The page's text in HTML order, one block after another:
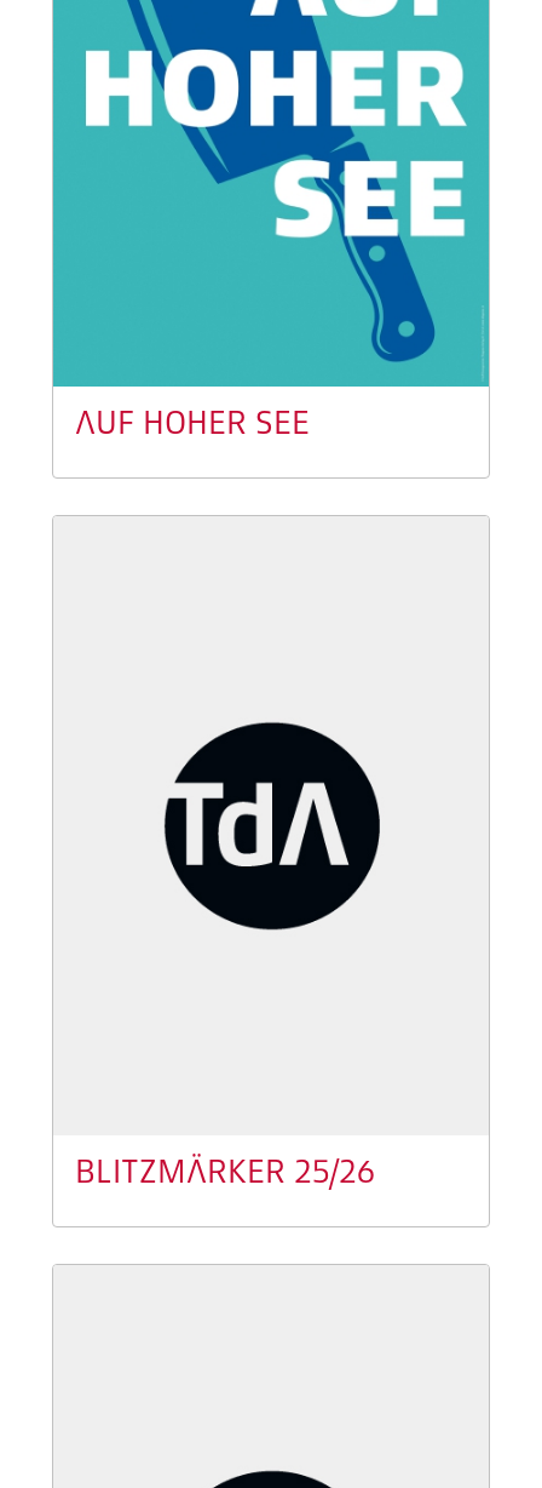
AUF HOHER SEE
BLITZMÄRKER 25/26